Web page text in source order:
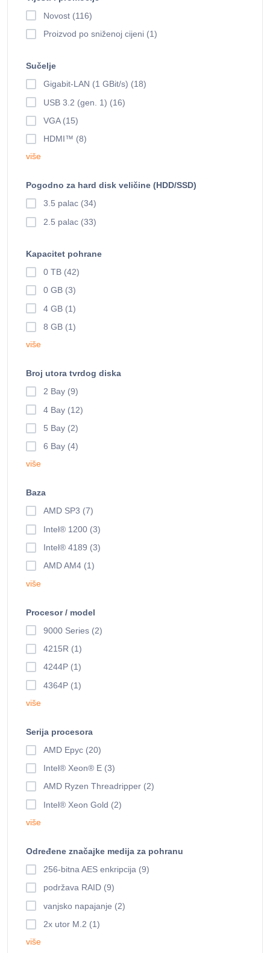
Novost (116)
Proizvod po sniženoj cijeni (1)
Sučelje
Gigabit-LAN (1 GBit/s) (18)
USB 3.2 (gen. 1) (16)
VGA (15)
HDMI™ (8)
više
Pogodno za hard disk veličine (HDD/SSD)
3.5 palac (34)
2.5 palac (33)
Kapacitet pohrane
0 TB (42)
0 GB (3)
4 GB (1)
8 GB (1)
više
Broj utora tvrdog diska
2 Bay (9)
4 Bay (12)
5 Bay (2)
6 Bay (4)
više
Baza
AMD SP3 (7)
Intel® 1200 (3)
Intel® 4189 (3)
AMD AM4 (1)
više
Procesor / model
9000 Series (2)
4215R (1)
4244P (1)
4364P (1)
više
Serija procesora
AMD Epyc (20)
Intel® Xeon® E (3)
AMD Ryzen Threadripper (2)
Intel® Xeon Gold (2)
više
Određene značajke medija za pohranu
256-bitna AES enkripcija (9)
podržava RAID (9)
vanjsko napajanje (2)
2x utor M.2 (1)
više